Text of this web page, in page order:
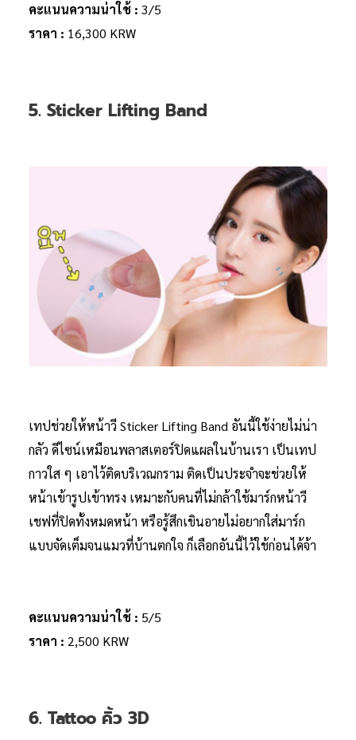
คะแนนความน่าใช้ : 3/5
ราคา : 16,300 KRW
5. Sticker Lifting Band
เทปช่วยให้หน้าวี Sticker Lifting Band อันนี้ใช้ง่ายไม่น่า
กลัว ดีไซน์เหมือนพลาสเตอร์ปิดแผลในบ้านเรา เป็นเทป
กาวใส ๆ เอาไว้ติดบริเวณกราม ติดเป็นประจำจะช่วยให้
หน้าเข้ารูปเข้าทรง เหมาะกับคนที่ไม่กล้าใช้มาร์กหน้าวี
เชฟที่ปิดทั้งหมดหน้า หรือรู้สึกเขินอายไม่อยากใส่มาร์ก
แบบจัดเต็มจนแมวที่บ้านตกใจ ก็เลือกอันนี้ไว้ใช้ก่อนได้จ้า
คะแนนความน่าใช้ : 5/5
ราคา : 2,500 KRW
6. Tattoo คิ้ว 3D